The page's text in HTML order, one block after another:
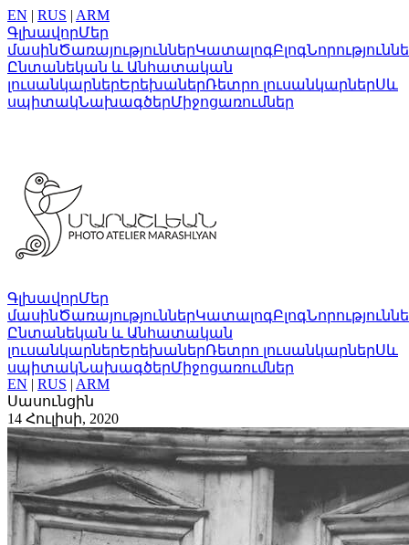
EN | RUS | ARM
ԳլխավորՄեր
մասինԾառայություններԿատալոգԲլոգ
Ընտանեկան և Անհատական
լուսանկարներԵրեխաներՌետրո լուսանկարներՍև
սպիտակՆախագծերՄիջոցառումներ
ԳլխավորՄեր
մասինԾառայություններԿատալոգԲլոգ
Ընտանեկան և Անհատական
լուսանկարներԵրեխաներՌետրո լուսանկարներՍև
սպիտակՆախագծերՄիջոցառումներ
EN | RUS | ARM
Սասունցին
14 Հուլիսի, 2020